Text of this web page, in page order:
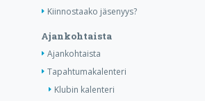
Kiinnostaako jäsenyys?
Ajankohtaista
Ajankohtaista
Tapahtumakalenteri
Klubin kalenteri